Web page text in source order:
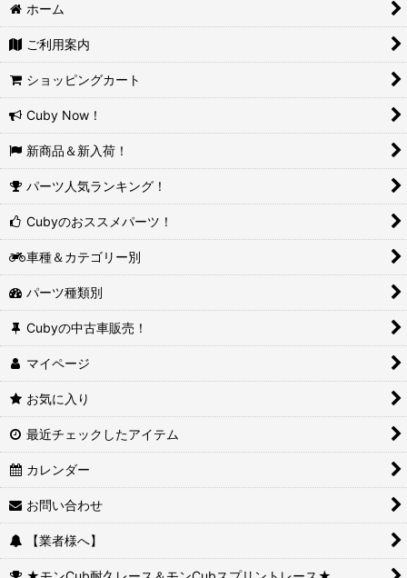
ホーム
ご利用案内
ショッピングカート
Cuby Now！
新商品＆新入荷！
パーツ人気ランキング！
Cubyのおススメパーツ！
車種＆カテゴリー別
パーツ種類別
Cubyの中古車販売！
マイページ
お気に入り
最近チェックしたアイテム
カレンダー
お問い合わせ
【業者様へ】